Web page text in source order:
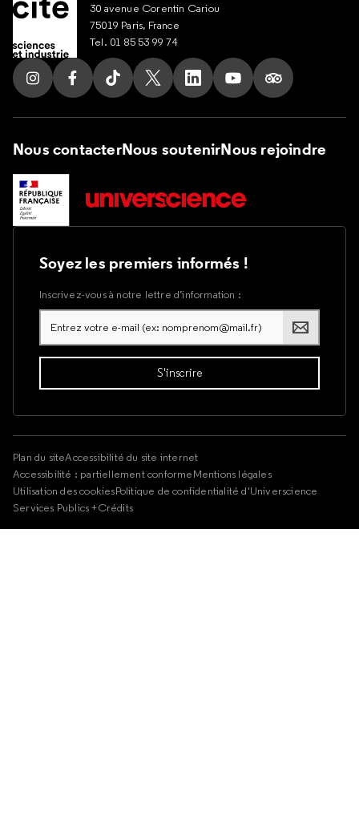
30 avenue Corentin Cariou
75019 Paris, France
Tel. 01 85 53 99 74
Suivez nous sur Instagram
Suivez nous sur Facebook
Suivez nous sur Tik Tok
Suivez nous sur X
Suivez nous sur LinkedIn
Suivez nous sur
Suivez nous
Nous contacterNous soutenirNous rejoindre
Soyez les premiers informés !
Inscrivez-vous à notre lettre d’information :
Plan du siteAccessibilité du site internet
Accessibilité : partiellement conformeMentions légales
Utilisation des cookiesPolitique de confidentialité d'Universcience
Services Publics +Crédits